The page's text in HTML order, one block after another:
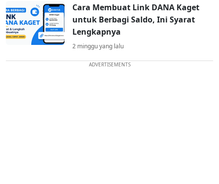
Cara Membuat Link DANA Kaget
untuk Berbagi Saldo, Ini Syarat
Lengkapnya
2 minggu yang lalu
ADVERTISEMENTS